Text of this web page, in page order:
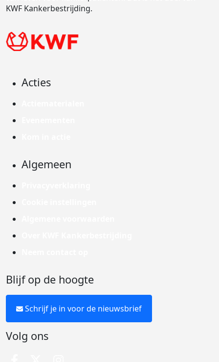
KWF Kankerbestrijding.
Acties
Algemeen
Blijf op de hoogte
Schrijf je in voor de nieuwsbrief
Volg ons